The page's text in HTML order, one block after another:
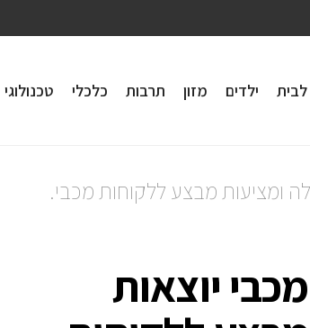
לבית ילדים מזון תרבות כלכלי טכנולוגי
ומציעות מבצע ללקוחות מכבי.
יוצאות